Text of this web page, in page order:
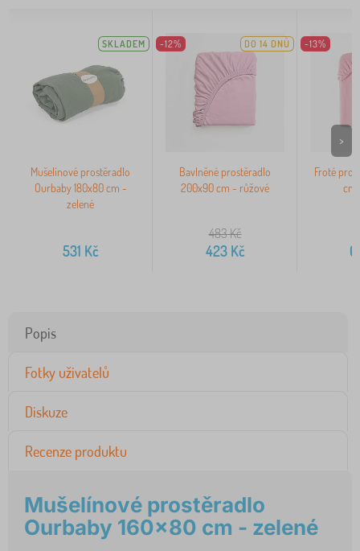
SKLADEM
Mušelínové prostěradlo
Ourbaby 180x80 cm -
zelené
531 Kč
-12% DO 14 DNŮ
Bavlněné prostěradlo
200x90 cm - růžové
483Kč
423Kč
-13%
Froté
cm
>
Popis
Fotky uživatelů
Diskuze
Recenze produktu
Mušelínové prostěradlo
Ourbaby 160x80 cm - zelené